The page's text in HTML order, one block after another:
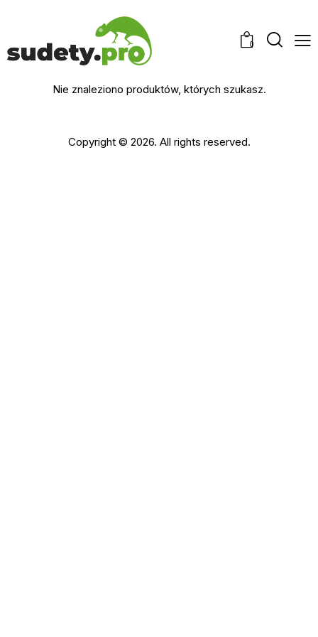
0
Nie znaleziono produktów, których szukasz.
Copyright © 2026. All rights reserved.